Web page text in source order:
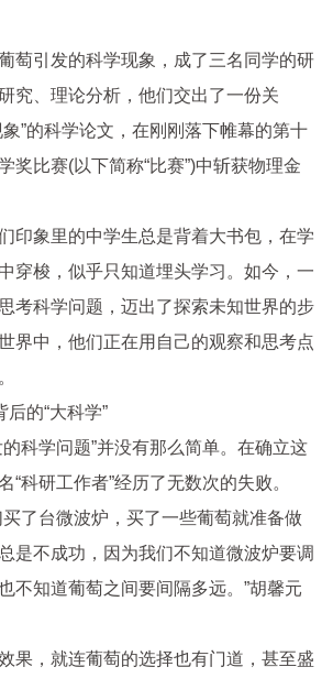
萄引发的科学现象，成了三名同学的研
究、理论分析，他们交出了一份关
”的科学论文，在刚刚落下帷幕的第十
奖比赛(以下简称“比赛”)中斩获物理金
印象里的中学生总是背着大书包，在学
穿梭，似乎只知道埋头学习 。如今，一
考科学问题，迈出了探索未知世界的步
界中，他们正在用自己的观察和思考点
后的“大科学”
科学问题”并没有那么简单。在确立这
“科研工作者”经历了无数次的失败。
买了台微波炉，买了一些葡萄就准备做
是不成功，因为我们不知道微波炉要调
不知道葡萄之间要间隔多远。”胡馨元
果，就连葡萄的选择也有门道，甚至盛